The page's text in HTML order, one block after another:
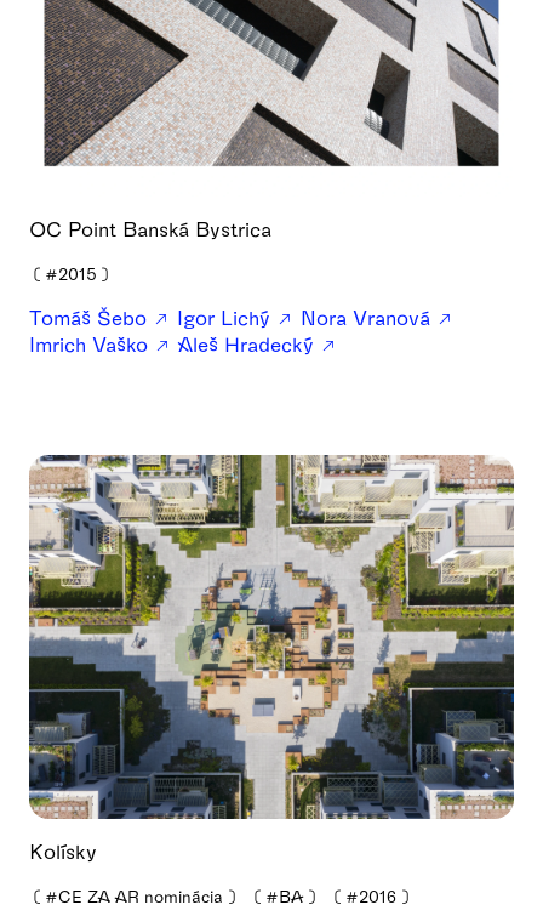
OC Point Banská Bystrica
❪ #2015 ❫
Tomáš Šebo Igor Lichý
Nora Vranová
Imrich Vaško
Aleš Hradecký
Kolísky
❪ #CE ZA AR nominácia ❫ ❪ #BA ❫ ❪ #2016 ❫